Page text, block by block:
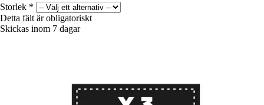
Storlek *
Detta fält är obligatoriskt
Skickas inom 7 dagar